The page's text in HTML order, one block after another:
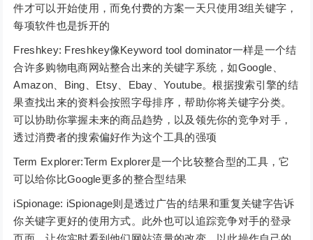
件才可以开始使用，而免付费的方案一天只使用3组关键字，
每项软件也是拆开的
Freshkey: Freshkey像Keyword tool dominator一样是一个结
合许多购物电商网站整合出来的关键字系统，如Google、
Amazon、Bing、Etsy、Ebay、Youtube。根据搜索引擎的结
果查找出来的资料会按照字母排序，帮助你将关键字分类。
可以协助你掌握未来的商品趋势，以及领先你的竞争对手，
透过消费者的搜索偏好作为这个工具的强项
Term Explorer:Term Explorer是一个比较整合型的工具，它
可以给你比Google更多的整合型结果
iSpionage: iSpionage则是透过广告的结果和重复关键字告诉
你关键字更好的使用方式。此外也可以追踪竞争对手的登录